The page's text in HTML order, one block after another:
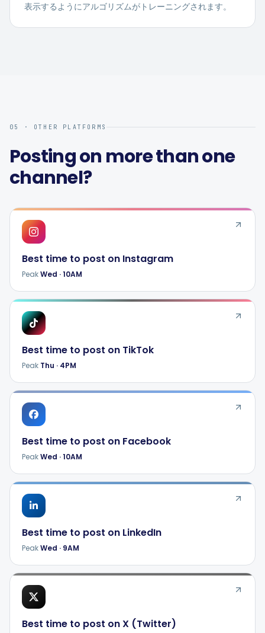
表示するようにアルゴリズムがトレーニングされます。
05 · OTHER PLATFORMS
Posting on more than one
channel?
Best time to post on Instagram
PeakWed ·10AM
Best time to post on TikTok
Peak Thu · 4PM
Best time to post on Facebook
PeakWed ·10AM
Best time to post on LinkedIn
PeakWed · 9AM
Best time to post onX (Twitter)